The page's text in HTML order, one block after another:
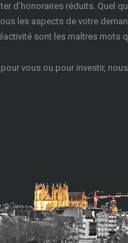
d’honoraires réduits. Quel
les aspects de votre
sont les maîtres mots
vous ou pour investir,